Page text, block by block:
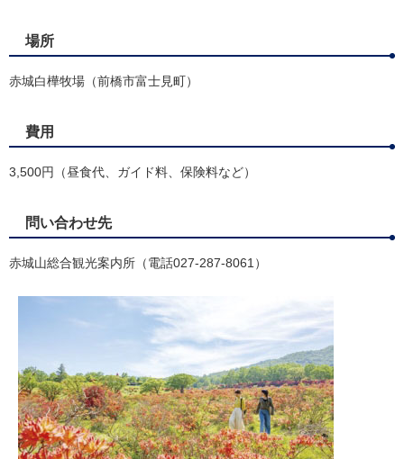
場所
赤城白樺牧場（前橋市富士見町）
費用
3,500円（昼食代、ガイド料、保険料など）
問い合わせ先
赤城山総合観光案内所（電話027-287-8061）